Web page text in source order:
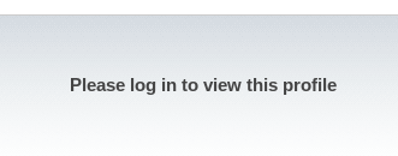
Please log in to view this profile